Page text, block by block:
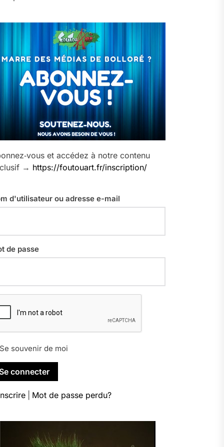
et accédez à notre contenu
→ https://foutouart.fr/inscription/
d'utilisateur ou adresse e-mail
de passe
Se souvenir de moi
Mot de passe perdu?